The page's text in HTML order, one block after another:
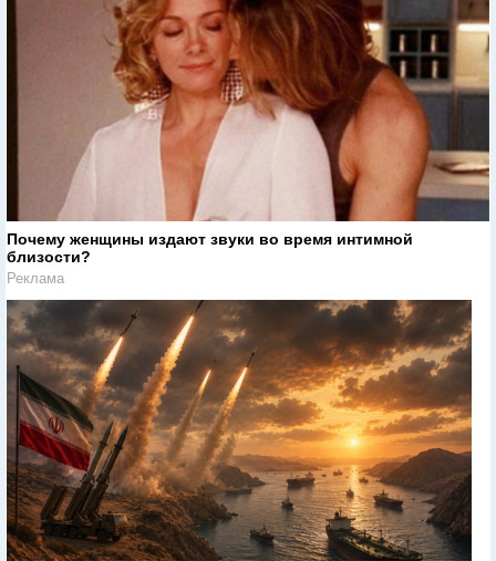
Почему женщины издают звуки во время интимной
близости?
Реклама